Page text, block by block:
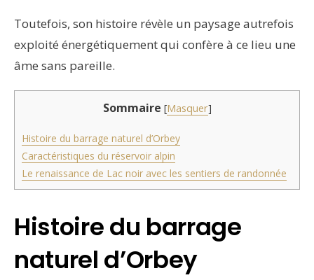
Toutefois, son histoire révèle un paysage autrefois
exploité énergétiquement qui confère à ce lieu une
âme sans pareille.
Sommaire [Masquer]
Histoire du barrage naturel d’Orbey
Caractéristiques du réservoir alpin
Le renaissance de Lac noir avec les sentiers de randonnée
Histoire du barrage
naturel d’Orbey